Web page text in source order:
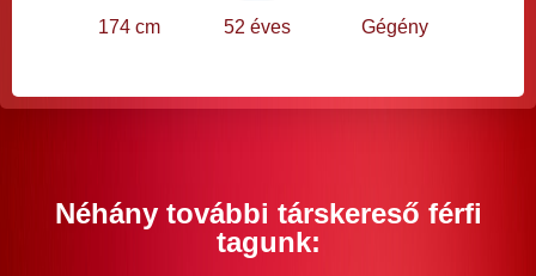
174 cm 52 éves Gégény
Néhány további társkereső férfi
tagunk: